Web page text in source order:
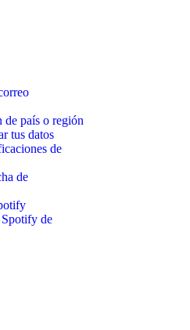
país o región
tus datos
de
de
de